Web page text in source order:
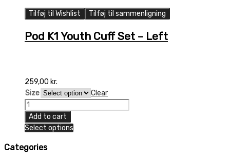
Tilføj til Wishlist Tilføj til sammenligning
Pod K1 Youth Cuff Set – Left
259,00 kr.
Size
Clear
Pod
K1
Youth
Set
Add to cart
Select options
Categories